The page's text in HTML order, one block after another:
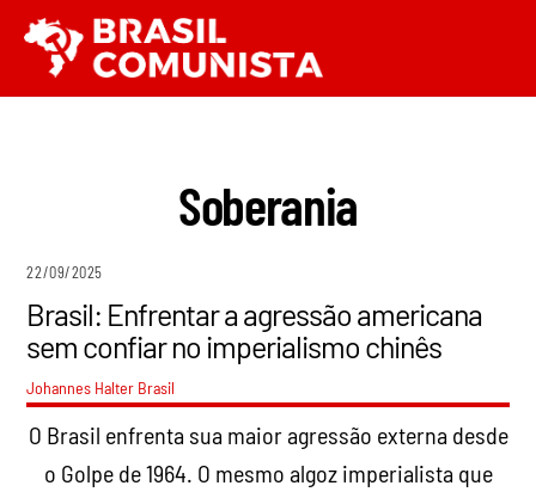
para
o
Soberania
22/09/2025
Brasil: Enfrentar a agressão americana
sem confiar no imperialismo chinês
Johannes Halter Brasil
O Brasil enfrenta sua maior agressão externa desde
o Golpe de 1964. O mesmo algoz imperialista que